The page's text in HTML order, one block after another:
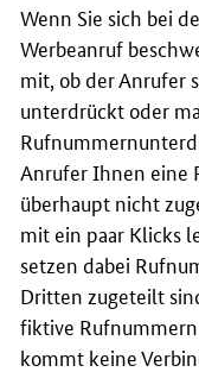
Wenn Sie sich bei
Werbeanruf
mit, ob der Anrufer
unterdrückt oder
Anrufer Ihnen eine
überhaupt nicht
mit ein paar Klicks
setzen dabei
Dritten zugeteilt
fiktive
kommt keine